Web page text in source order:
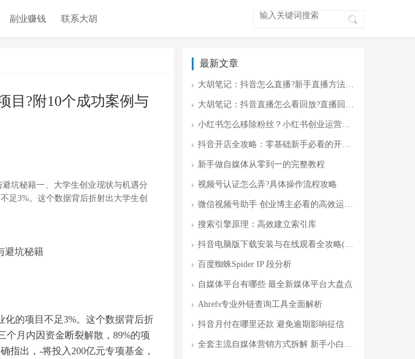
副业赚钱 联系大胡
目?附10个成功案例与
坑秘籍一、大学生创业现状与机遇分
足3%。这个数据背后折射出大学生创
避坑秘籍
的项目不足3%。这个数据背后折
个月内因资金断裂解散，89%的项
指出，-将投入200亿元专项基金，
最新文章
大胡笔记：抖音怎么直播?新手直播方法 零门槛开播指南
大胡笔记：抖音直播怎么看回放?直播回放入门
小红书怎么移除粉丝？小红书创业运营攻略
抖音开店全攻略：零基础新手必看的开店流程与运营技巧(附避坑指南)
新手做自媒体从零到一的完整教程
视频号认证怎么弄?具体操作流程攻略
微信视频号助手 创业博主必看的高效运营神器
搜索引擎原理：高效建立索引库
抖音电脑版下载安装与在线观看全攻略(最新版)
百度蜘蛛Spider IP 段分析
自媒体平台有哪些 最全新媒体平台大盘点
Ahrefs专业外链查询工具全面解析
抖音月付在哪里还款 避免逾期影响征信
全套主流自媒体营销方式拆解 新手小白攻略